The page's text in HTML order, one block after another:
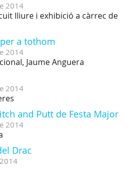
2014
lliure i exhibició a càrrec de
a tothom
2014
Jaume Anguera
2014
and Putt de Festa Major
2014
Drac
2014